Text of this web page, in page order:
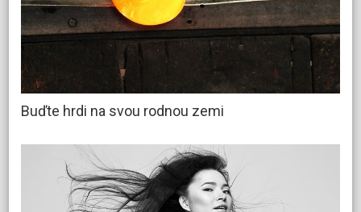
Buďte hrdi na svou rodnou zemi